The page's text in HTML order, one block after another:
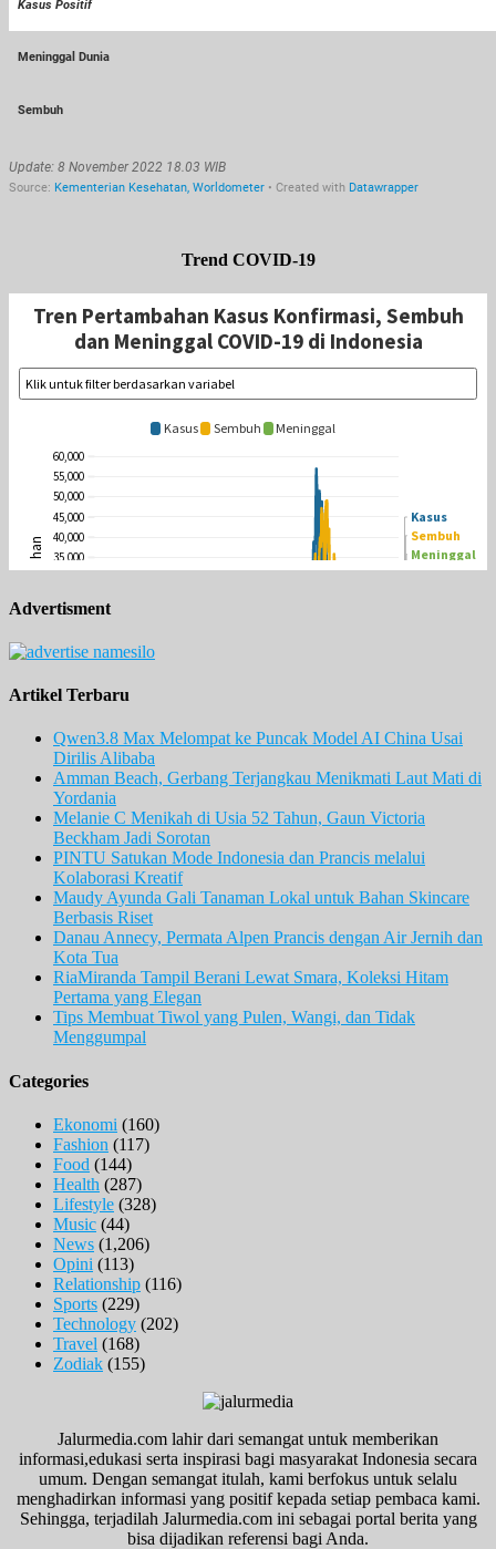
Trend COVID-19
Advertisment
Artikel Terbaru
Qwen3.8 Max Melompat ke Puncak Model AI China Usai
Dirilis Alibaba
Amman Beach, Gerbang Terjangkau Menikmati Laut Mati di
Yordania
Melanie C Menikah di Usia 52 Tahun, Gaun Victoria
Beckham Jadi Sorotan
PINTU Satukan Mode Indonesia dan Prancis melalui
Kolaborasi Kreatif
Maudy Ayunda Gali Tanaman Lokal untuk Bahan Skincare
Berbasis Riset
Danau Annecy, Permata Alpen Prancis dengan Air Jernih dan
Kota Tua
RiaMiranda Tampil Berani Lewat Smara, Koleksi Hitam
Pertama yang Elegan
Tips Membuat Tiwol yang Pulen, Wangi, dan Tidak
Menggumpal
Categories
Ekonomi (160)
Fashion (117)
Food (144)
Health (287)
Lifestyle (328)
Music (44)
News (1,206)
Opini (113)
Relationship (116)
Sports (229)
Technology (202)
Travel (168)
Zodiak (155)
Jalurmedia.com lahir dari semangat untuk memberikan
informasi,edukasi serta inspirasi bagi masyarakat Indonesia secara
umum. Dengan semangat itulah, kami berfokus untuk selalu
menghadirkan informasi yang positif kepada setiap pembaca kami.
Sehingga, terjadilah Jalurmedia.com ini sebagai portal berita yang
bisa dijadikan referensi bagi Anda.